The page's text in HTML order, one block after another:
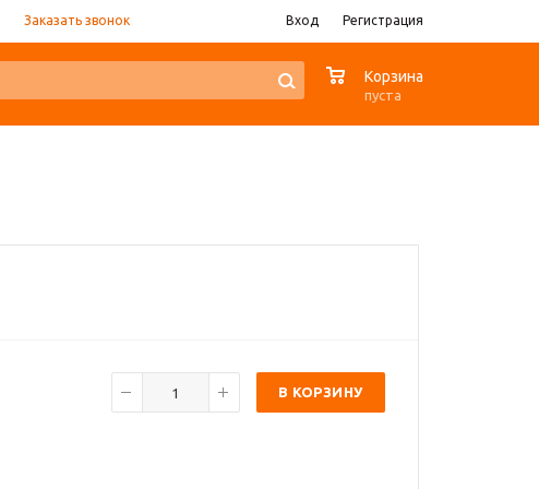
Заказать звонок Вход Регистрация
Корзина
пуста
В КОРЗИНУ